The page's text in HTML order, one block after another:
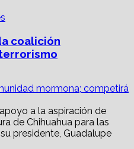
coalición
mormona; competirá